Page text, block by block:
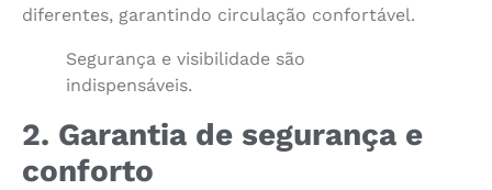
diferentes, garantindo circulação confortável.
Segurança e visibilidade são
indispensáveis.
2. Garantia de segurança e
conforto